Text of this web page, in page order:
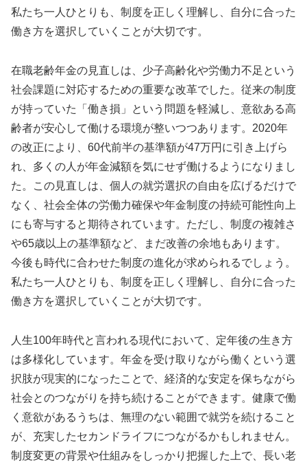
私たち一人ひとりも、制度を正しく理解し、自分に合った
働き方を選択していくことが大切です。
在職老齢年金の見直しは、少子高齢化や労働力不足という
社会課題に対応するための重要な改革でした。従来の制度
が持っていた「働き損」という問題を軽減し、意欲ある高
齢者が安心して働ける環境が整いつつあります。2020年
の改正により、60代前半の基準額が47万円に引き上げら
れ、多くの人が年金減額を気にせず働けるようになりまし
た。この見直しは、個人の就労選択の自由を広げるだけで
なく、社会全体の労働力確保や年金制度の持続可能性向上
にも寄与すると期待されています。ただし、制度の複雑さ
や65歳以上の基準額など、まだ改善の余地もあります。
今後も時代に合わせた制度の進化が求められるでしょう。
私たち一人ひとりも、制度を正しく理解し、自分に合った
働き方を選択していくことが大切です。
人生100年時代と言われる現代において、定年後の生き方
は多様化しています。年金を受け取りながら働くという選
択肢が現実的になったことで、経済的な安定を保ちながら
社会とのつながりを持ち続けることができます。健康で働
く意欲があるうちは、無理のない範囲で就労を続けること
が、充実したセカンドライフにつながるかもしれません。
制度変更の背景や仕組みをしっかり把握した上で、長い老